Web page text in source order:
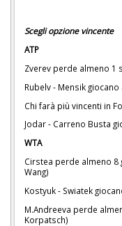
Scegli opzione vincente
ATP
Zverev perde almeno 1
Rubelv - Mensik
Chi farà più vincenti in
Jodar - Carreno Busta
WTA
Cirstea perde almeno 8
Wang)
Kostyuk - Swiatek
M.Andreeva perde
Korpatsch)